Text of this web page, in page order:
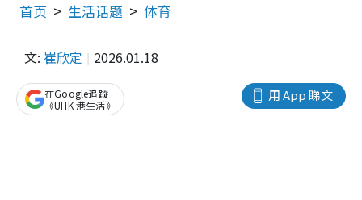
首页 生活话题 体育
文: 崔欣定 2026.01.18
用 App 睇文
在Google追蹤
《UHK 港生活》